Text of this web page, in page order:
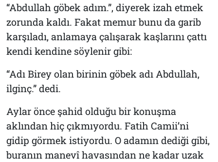
“Abdullah göbek adım.”, diyerek izah etmek
zorunda kaldı. Fakat memur bunu da garib
karşıladı, anlamaya çalışarak kaşlarını çattı
kendi kendine söylenir gibi:
“Adı Birey olan birinin göbek adı Abdullah,
ilginç.” dedi.
Aylar önce şahid olduğu bir konuşma
aklından hiç çıkmıyordu. Fatih Camii’ni
gidip görmek istiyordu. O adamın dediği gibi,
buranın manevî havasından ne kadar uzak